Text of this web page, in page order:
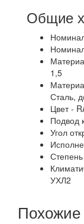
Общие
1,5
Сталь,
Цвет -
Подвод
Угол
УХЛ2